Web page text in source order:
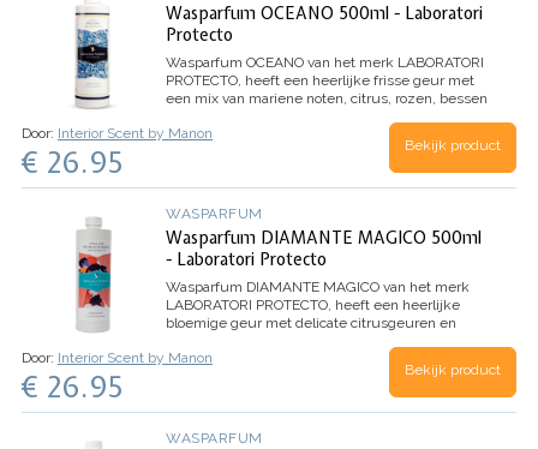
Wasparfum OCEANO 500ml - Laboratori
Protecto
Wasparfum OCEANO van het merk LABORATORI
PROTECTO, heeft een heerlijke frisse geur met
een mix van mariene noten, citrus, rozen, bessen
wasbeurten)
Door: Interior Scent by Manon
€ 26.95 Bekijk product
WASPARFUM
Wasparfum DIAMANTE MAGICO 500ml
- Laboratori Protecto
Wasparfum DIAMANTE MAGICO van het merk
LABORATORI PROTECTO, heeft een heerlijke
bloemige geur met delicate citrusgeuren en
wasparfum, evolueert het parfum beter en
Inhoud 500ml
Door: Interior Scent by Manon
€ 26.95 Bekijk product
WASPARFUM